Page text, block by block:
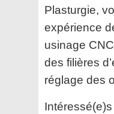
Plasturgie,
expérience
usinage
des filières
réglage des